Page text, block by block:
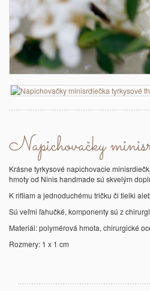
Napichovačky
Krásne tyrkysové napichovacie
hmoty od Ninis handmade sú skvelým
K rifliam a jednoduchému tričku či tielki
Sú veľmi ľahučké, komponenty sú z
Materiál: polymérová hmota, chirurgické
Rozmery: 1 x 1 cm